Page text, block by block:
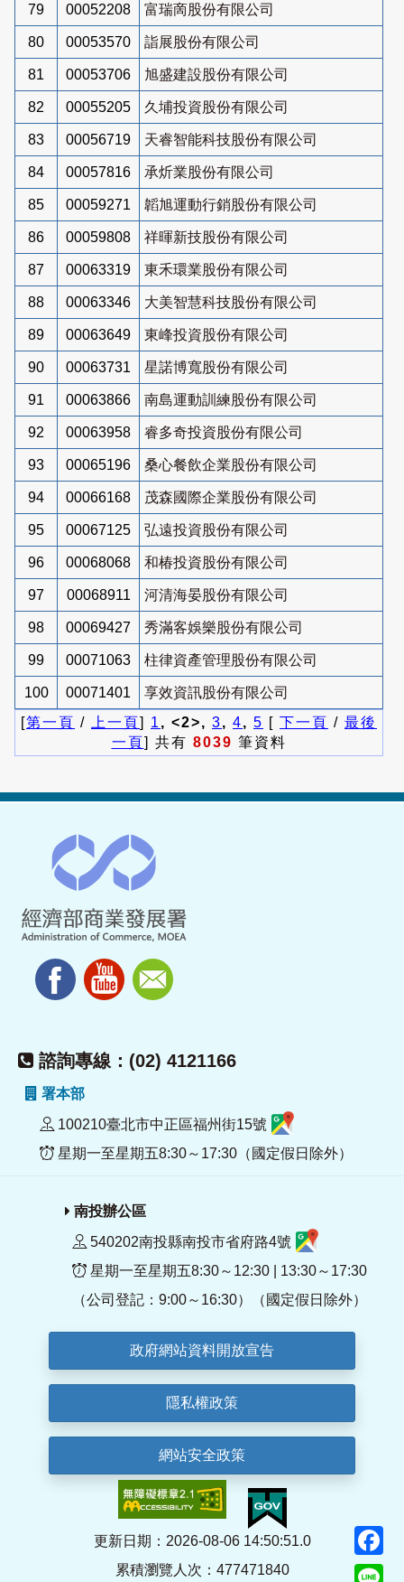
79 00052208 富瑞啇股份有限公司
80 00053570 詣展股份有限公司
81 00053706 旭盛建設股份有限公司
82 00055205 久埔投資股份有限公司
83 00056719 天睿智能科技股份有限公司
84 00057816 承炘業股份有限公司
85 00059271 韜旭運動行銷股份有限公司
86 00059808 祥暉新技股份有限公司
87 00063319 東禾環業股份有限公司
88 00063346 大美智慧科技股份有限公司
89 00063649 東峰投資股份有限公司
90 00063731 星諾博寬股份有限公司
91 00063866 南島運動訓練股份有限公司
92 00063958 睿多奇投資股份有限公司
93 00065196 桑心餐飲企業股份有限公司
94 00066168 茂森國際企業股份有限公司
95 00067125 弘遠投資股份有限公司
96 00068068 和椿投資股份有限公司
97 00068911 河清海晏股份有限公司
98 00069427 秀滿客娛樂股份有限公司
99 00071063 柱律資產管理股份有限公司
100 00071401
享效資訊股份有限公司
[第一頁 / 上一頁] 1 , <2>, 3, 4, 5 [ 下一頁 / 最後
一頁] 共有 8039 筆資料
諮詢專線：(02) 4121166
署本部
100210臺北市中正區福州街15號
星期一至星期五8:30～17:30（國定假日除外）
南投辦公區
540202南投縣南投市省府路4號
星期一至星期五8:30～12:30 | 13:30～17:30
（公司登記：9:00～16:30）（國定假日除外）
政府網站資料開放宣告
隱私權政策
網站安全政策
更新日期：2026-08-06 14:50:51.0
累積瀏覽人次：477471840